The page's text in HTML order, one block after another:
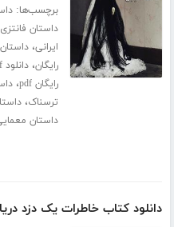
برچسب‌ها:
داستان فانتزی
ایرانی،
رایگان،دانلود pdf داستان ترسناک رایگان
رایگان pdf
،
ترسناک،
داستان
دانلود کتاب خاطرات یک دزد